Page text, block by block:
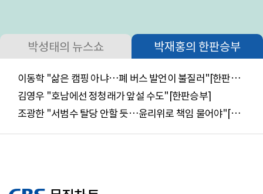
박성태의 뉴스쇼 박재홍의 한판승부
이동학 "삶은 캠핑 아냐…폐 버스 발언이 불질러"[한판승
부]
김영우 "호남에선 정청래가 앞설 수도"[한판승부]
조광한 "서범수 탈당 안할 듯…윤리위로 책임 물어야"[한